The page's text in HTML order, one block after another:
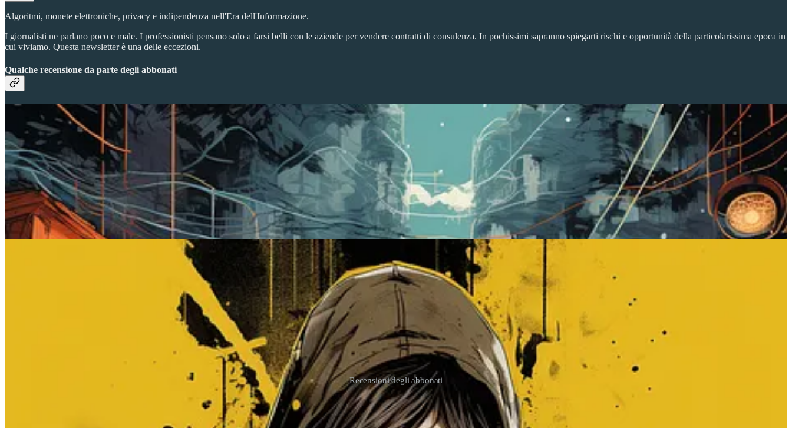
Algoritmi, monete elettroniche, privacy e indipendenza nell'Era dell'Informazione.
I giornalisti ne parlano poco e male. I professionisti pensano solo a farsi belli con le aziende per vendere contratti di consulenza. In pochissimi sapranno spiegarti rischi e opportunità della particolarissima epoca in
cui viviamo. Questa newsletter è una delle eccezioni.
Qualche recensione da parte degli abbonati
Recensioni degli abbonati